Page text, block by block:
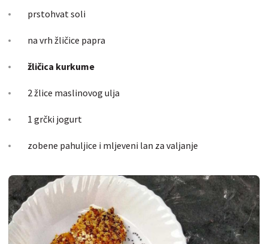
prstohvat soli
na vrh žličice papra
žličica kurkume
2 žlice maslinovog ulja
1 grčki jogurt
zobene pahuljice i mljeveni lan za valjanje